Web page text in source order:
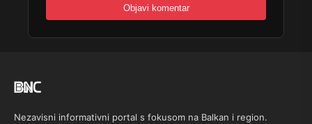
Nezavisni informativni portal s fokusom na Balkan i region.